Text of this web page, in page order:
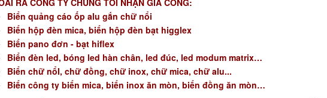
RA CÔNG TY CHÚNG TÔI NHẬN GIA CÔNG:
Biển quảng cáo ốp alu gắn chữ nổi
Biển hộp đèn mica, biển hộp đèn bạt higglex
Biển pano đơn - bạt hiflex
Biển đèn led, bóng led hàn chân, led đúc, led modum matrix…
Biển chữ nổI, chữ đồng, chữ inox, chữ mica, chữ alu...
Biển công ty biển mica, biển inox ăn mòn, biển đồng ăn mòn…